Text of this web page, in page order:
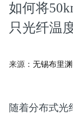
如何将
只光纤温
来源： 无锡布里
随着分布式光